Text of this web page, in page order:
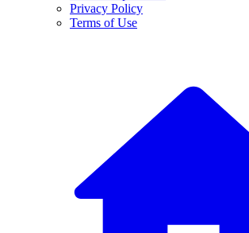
Privacy Policy
Terms of Use